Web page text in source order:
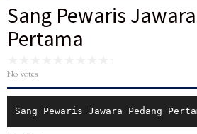
Sang Pewaris
Pertama
No votes
Sang Pewaris Jawara Pedang